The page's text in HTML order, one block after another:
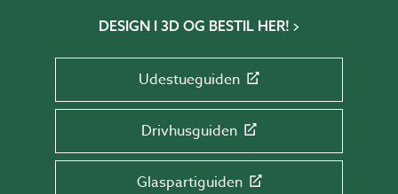
DESIGN I 3D OG BESTIL HER!
Udestueguiden
Drivhusguiden
Glaspartiguiden